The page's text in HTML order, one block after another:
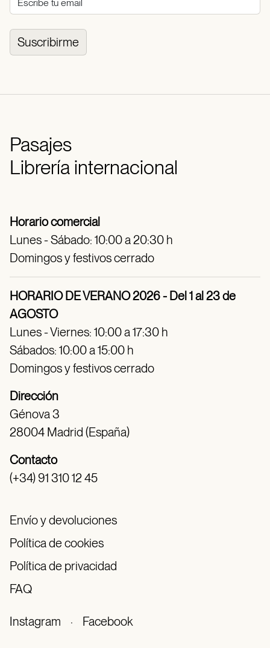
Suscribirme
Pasajes
Librería internacional
Horario comercial
Lunes - Sábado: 10:00 a 20:30 h
Domingos y festivos cerrado
HORARIO DE VERANO 2026 - Del 1 al 23 de
AGOSTO
Lunes - Viernes: 10:00 a 17:30 h
Sábados: 10:00 a 15:00 h
Domingos y festivos cerrado
Dirección
Génova 3
28004 Madrid (España)
Contacto
(+34) 91 310 12 45
Envío y devoluciones
Política de cookies
Política de privacidad
FAQ
Instagram · Facebook